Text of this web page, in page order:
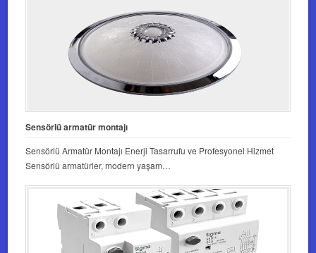
Sensörlü armatür montajı
Sensörlü Armatür Montajı Enerji Tasarrufu ve Profesyonel Hizmet
Sensörlü armatürler, modern yaşam…